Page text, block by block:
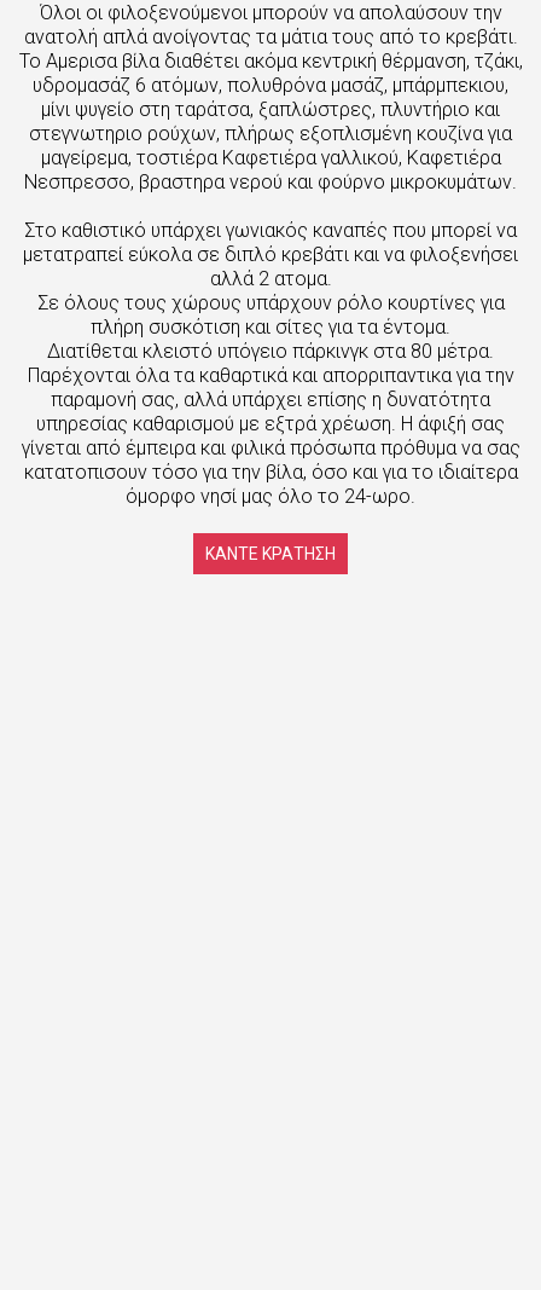
Όλοι οι φιλοξενούμενοι μπορούν να απολαύσουν την
ανατολή απλά ανοίγοντας τα μάτια τους από το κρεβάτι.
Το Αμερισα βίλα διαθέτει ακόμα κεντρική θέρμανση, τζάκι,
υδρομασάζ 6 ατόμων, πολυθρόνα μασάζ, μπάρμπεκιου,
μίνι ψυγείο στη ταράτσα, ξαπλώστρες, πλυντήριο και
στεγνωτηριο ρούχων, πλήρως εξοπλισμένη κουζίνα για
μαγείρεμα, τοστιέρα Καφετιέρα γαλλικού, Καφετιέρα
Νεσπρεσσο, βραστηρα νερού και φούρνο μικροκυμάτων.
Στο καθιστικό υπάρχει γωνιακός καναπές που μπορεί να
μετατραπεί εύκολα σε διπλό κρεβάτι και να φιλοξενήσει
αλλά 2 ατομα.
Σε όλους τους χώρους υπάρχουν ρόλο κουρτίνες για
πλήρη συσκότιση και σίτες για τα έντομα.
Διατίθεται κλειστό υπόγειο πάρκινγκ στα 80 μέτρα.
Παρέχονται όλα τα καθαρτικά και απορριπαντικα για την
παραμονή σας, αλλά υπάρχει επίσης η δυνατότητα
υπηρεσίας καθαρισμού με εξτρά χρέωση. Η άφιξή σας
γίνεται από έμπειρα και φιλικά πρόσωπα πρόθυμα να σας
κατατοπισουν τόσο για την βίλα, όσο και για το ιδιαίτερα
όμορφο νησί μας όλο το 24-ωρο.
ΚΑΝΤΕ ΚΡΑΤΗΣΗ